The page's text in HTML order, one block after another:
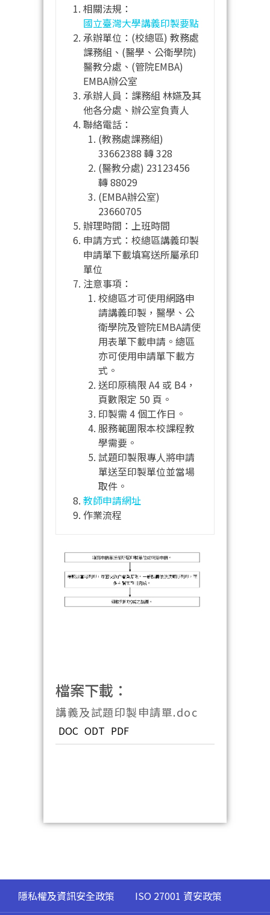
相關法規：
國立臺灣大學講義印製要點
承辦單位：(校總區) 教務處
課務組、(醫學、公衛學院)
醫教分處、(管院EMBA)
EMBA辦公室
承辦人員：課務組 林嬿及其
他各分處、辦公室負責人
聯絡電話：
(教務處課務組)
33662388 轉 328
(醫教分處) 23123456
轉 88029
(EMBA辦公室)
23660705
辦理時間：上班時間
申請方式：校總區講義印製
申請單下載填寫送所屬承印
單位
注意事項：
校總區才可使用網路申
請講義印製，醫學、公
衛學院及管院EMBA請使
用表單下載申請。總區
亦可使用申請單下載方
式。
送印原稿限 A4 或 B4，
頁數限定 50 頁。
印製需 4 個工作日。
服務範圍限本校課程教
學需要。
試題印製限專人將申請
單送至印製單位並當場
取件。
教師申請網址
作業流程
檔案下載：
講義及試題印製申請單.doc
DOC ODT PDF
隱私權及資訊安全政策 ISO 27001 資安政策